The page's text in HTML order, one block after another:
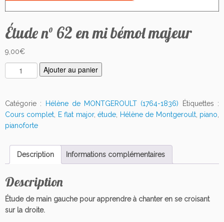
Étude n° 62 en mi bémol majeur
9,00€
u
n
t
i
e
É
u
d
Ajouter au panier
Catégorie : Hélène de MONTGEROULT (1764-1836)
Étiquettes :
Cours complet, E flat major,étude, Hélène de Montgeroult, piano,
pianoforte
Description Informations complémentaires
Description
Étude de main gauche pour apprendre à chanter en se croisant
sur la droite.